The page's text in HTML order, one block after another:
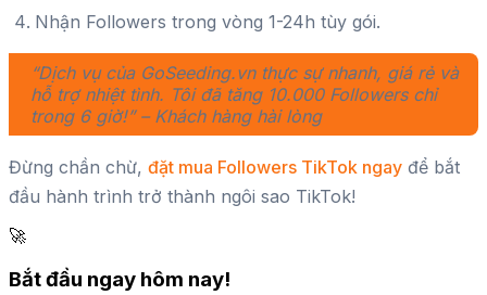
Nhận Followers trong vòng 1-24h tùy gói.
“Dịch vụ của GoSeeding.vn thực sự nhanh, giá rẻ và
hỗ trợ nhiệt tình. Tôi đã tăng 10.000 Followers chỉ
trong 6 giờ!” – Khách hàng hài lòng
Đừng chần chừ, đặt mua Followers TikTok ngay để bắt
đầu hành trình trở thành ngôi sao TikTok!
🚀
Bắt đầu ngay hôm nay!